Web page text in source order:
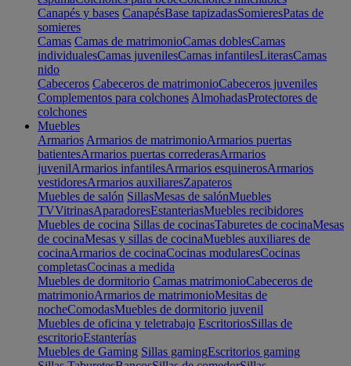
Canapés y bases CanapésBase tapizadasSomieresPatas de
somieres
Camas Camas de matrimonioCamas doblesCamas
individualesCamas juvenilesCamas infantilesLiterasCamas
nido
Cabeceros Cabeceros de matrimonioCabeceros juveniles
Complementos para colchones AlmohadasProtectores de
colchones
Muebles
Armarios Armarios de matrimonioArmarios puertas
batientesArmarios puertas correderasArmarios
juvenilArmarios infantilesArmarios esquinerosArmarios
vestidoresArmarios auxiliaresZapateros
Muebles de salón SillasMesas de salónMuebles
TVVitrinasAparadoresEstanteriasMuebles recibidores
Muebles de cocina Sillas de cocinasTaburetes de cocinaMesas
de cocinaMesas y sillas de cocinaMuebles auxiliares de
cocinaArmarios de cocinaCocinas modularesCocinas
completasCocinas a medida
Muebles de dormitorio Camas matrimonioCabeceros de
matrimonioArmarios de matrimonioMesitas de
nocheComodasMuebles de dormitorio juvenil
Muebles de oficina y teletrabajo EscritoriosSillas de
escritorioEstanterías
Muebles de Gaming Sillas gamingEscritorios gaming